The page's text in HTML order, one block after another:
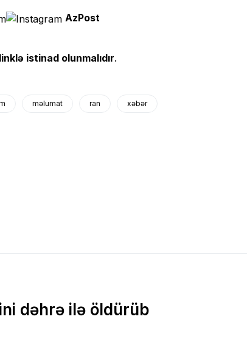
AzPost
istinad olunmalıdır.
məlumat ran xəbər
dəhrə ilə öldürüb